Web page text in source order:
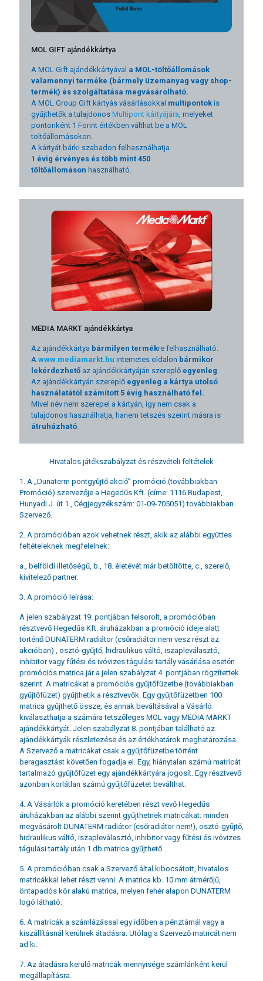
MOL GIFT ajándékkártya
A MOL Gift ajándékkártyával a MOL-töltőállomások
valamennyi terméke (bármely üzemanyag vagy shop-
termék) és szolgáltatása megvásárolható.
A MOL Group Gift kártyás vásárlásokkal multipontok is
gyűjthetők a tulajdonos Multipont kártyájára, melyeket
pontonként 1 Forint értékben válthat be a MOL
töltőállomásokon.
A kártyát bárki szabadon felhasználhatja.
1 évig érvényes és több mint 450
töltőállomáson használható.
MEDIA MARKT ajándékkártya
Az ajándékkártya bármilyen termékre felhasználható.
A www.mediamarkt.hu internetes oldalon bármikor
lekérdezhető az ajándékkártyáján szereplő egyenleg.
Az ajándékkártyán szereplő egyenleg a kártya utolsó
használatától számított 5 évig használható fel.
Mivel név nem szerepel a kártyán, így nem csak a
tulajdonos használhatja, hanem tetszés szerint másra is
átruházható.
Hivatalos játékszabályzat és részvételi feltételek
1. A „Dunaterm pontgyűjtő akció” promóció (továbbiakban
Promóció) szervezője a Hegedűs Kft. (címe: 1116 Budapest,
Hunyadi J. út 1., Cégjegyzékszám: 01-09-705051) továbbiakban
Szervező.
2. A promócióban azok vehetnek részt, akik az alábbi együttes
feltételeknek megfelelnek:
a., belföldi illetőségű, b., 18. életévét már betöltötte, c., szerelő,
kivitelező partner.
3. A promóció leírása:
A jelen szabályzat 19. pontjában felsorolt, a promócióban
résztvevő Hegedűs Kft. áruházakban a promóció ideje alatt
történő DUNATERM radiátor (csőradiátor nem vesz részt az
akcióban) , osztó-gyűjtő, hidraulikus váltó, iszapleválasztó,
inhibitor vagy fűtési és ivóvizes tágulási tartály vásárlása esetén
promóciós matrica jár a jelen szabályzat 4. pontjában rögzítettek
szerint. A matricákat a promóciós gyűjtőfüzetbe (továbbiakban
gyűjtőfüzet) gyűjthetik a résztvevők. Egy gyűjtőfüzetben 100
matrica gyűjthető össze, és annak beváltásával a Vásárló
kiválaszthatja a számára tetszőleges MOL vagy MEDIA MARKT
ajándékkártyát. Jelen szabályzat 8. pontjában található az
ajándékkártyák részletezése és az értékhatárok meghatározása.
A Szervező a matricákat csak a gyűjtőfüzetbe történt
beragasztást követően fogadja el. Egy, hiánytalan számú matricát
tartalmazó gyűjtőfüzet egy ajándékkártyára jogosít. Egy résztvevő
azonban korlátlan számú gyűjtőfüzetet beválthat.
4. A Vásárlók a promóció keretében részt vevő Hegedűs
áruházakban az alábbi szerint gyűjthetnek matricákat: minden
megvásárolt DUNATERM radiátor (csőradiátor nem!), osztó-gyűjtő,
hidraulikus váltó, iszapleválasztó, inhibitor vagy fűtési és ivóvizes
tágulási tartály után 1 db matrica gyűjthető.
5. A promócióban csak a Szervező által kibocsátott, hivatalos
matricákkal lehet részt venni. A matrica kb. 10 mm átmérőjű,
öntapadós kör alakú matrica, melyen fehér alapon DUNATERM
logó látható.
6. A matricák a számlázással egy időben a pénztárnál vagy a
kiszállításnál kerülnek átadásra. Utólag a Szervező matricát nem
ad ki.
7. Az átadásra kerülő matricák mennyisége számlánként kerül
megállapításra.